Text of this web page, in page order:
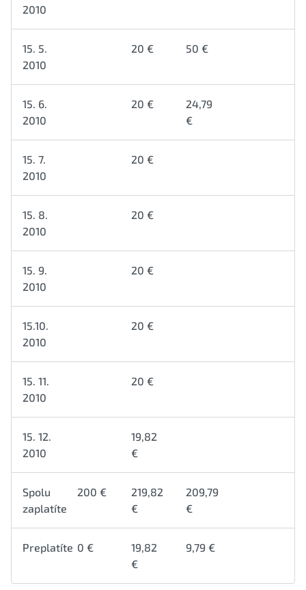
2010
15. 5.
2010
20 € 50 €
15. 6.
2010
20 €
24,79
€
15. 7.
2010
20 €
15. 8.
2010
20 €
15. 9.
2010
20 €
15.10.
2010
20 €
15. 11.
2010
20 €
15. 12.
2010
19,82
€
Spolu
zaplatíte
200 €
219,82
€
209,79
€
Preplatíte 0 €
19,82
€
9,79 €